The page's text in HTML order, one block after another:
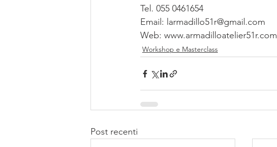
Tel. 055 0461654
Email: larmadillo51r@gmail.com
Web: www.armadilloatelier51r.com
Workshop e Masterclass
Post recenti